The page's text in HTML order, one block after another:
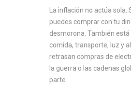
La inflación no actúa
puedes comprar con tu
desmorona. También está
comida, transporte, luz y
retrasan compras de
la guerra o las cadenas
parte.